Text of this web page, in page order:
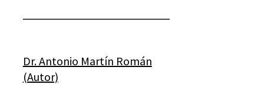
Dr. Antonio Martín Román
(Autor)